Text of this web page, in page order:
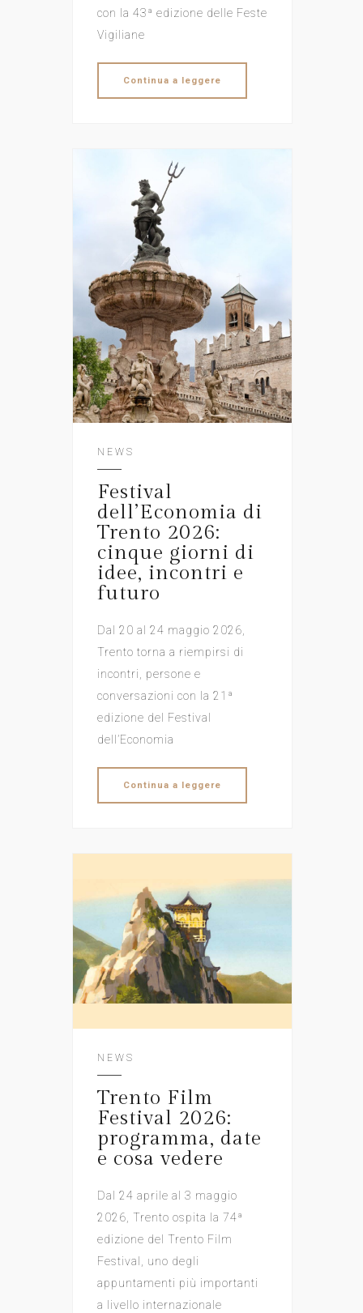
con la 43ª edizione delle Feste
Vigiliane
Continua a leggere
NEWS
Festival
dell’Economia di
Trento 2026:
cinque giorni di
idee, incontri e
futuro
Dal 20 al 24 maggio 2026,
Trento torna a riempirsi di
incontri, persone e
conversazioni con la 21ª
edizione del Festival
dell’Economia
Continua a leggere
NEWS
Trento Film
Festival 2026:
programma, date
e cosa vedere
Dal 24 aprile al 3 maggio
2026, Trento ospita la 74ª
edizione del Trento Film
Festival, uno degli
appuntamenti più importanti
a livello internazionale